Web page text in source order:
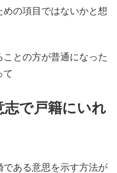
の項目ではないかと想
との方が普通になった
て
志で戸籍にいれ
ある意思を示す方法が